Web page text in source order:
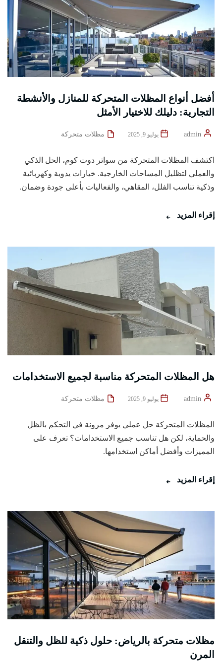
أفضل أنواع المظلات المتحركة للمنازل والأنشطة
التجارية: دليلك للاختيار الأمثل
يوليو 9, 2025 مظلات متحركة
اكتشف المظلات المتحركة من سواتر دوت كوم، الحل الذكي
والعملي لتظليل المساحات الخارجية. خيارات يدوية وكهربائية
وذكية تناسب الفلل، المقاهي، والفعاليات بأعلى جودة وضمان.
إقراء المزيد
هل المظلات المتحركة مناسبة لجميع الاستخدامات
يوليو 9, 2025 مظلات متحركة
المظلات المتحركة حل عملي يوفر مرونة في التحكم بالظل
والحماية، لكن هل تناسب جميع الاستخدامات؟ تعرف على
المميزات وأفضل أماكن استخدامها.
إقراء المزيد
مظلات متحركة بالرياض: حلول ذكية للظل والتنقل
المرن